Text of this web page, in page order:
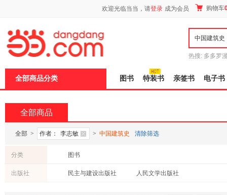
欢迎光临当当，请登录 成为会员 购物车
热搜: 多多罗
全部商品分类 图书 特装书 亲签书 电子书
全部商品
全部 > 作者： 李志敏 > 中国建筑史 清除筛选
分类 图书
出版社 民主与建设出版社 人民文学出版社
页
加